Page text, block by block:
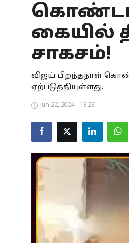
Special Story
Business
Tamilnadu
National
Astrology
கையில்
சாகசம்!
விஜய் பிறந்தநாள்
ஏற்படுத்தியுள்ளது.
Jun 22, 2024 - 18:23